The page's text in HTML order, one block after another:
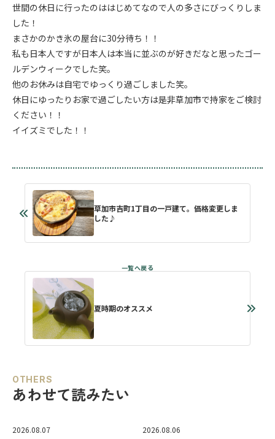
世間の休日に行ったのははじめてなので人の多さにびっくりしま
した！
まさかのかき氷の屋台に30分待ち！！
私も日本人ですが日本人は本当に並ぶのが好きだなと思ったゴー
ルデンウィークでした笑。
他のお休みは自宅でゆっくり過ごしました笑。
休日にゆったりお家で過ごしたい方は是非草加市で持家をご検討
ください！！
イイズミでした！！
草加市吉町1丁目の一戸建て。価格変更しま
した♪
夏時期のオススメ
OTHERS
あわせて読みたい
2026.08.07 2026.08.06